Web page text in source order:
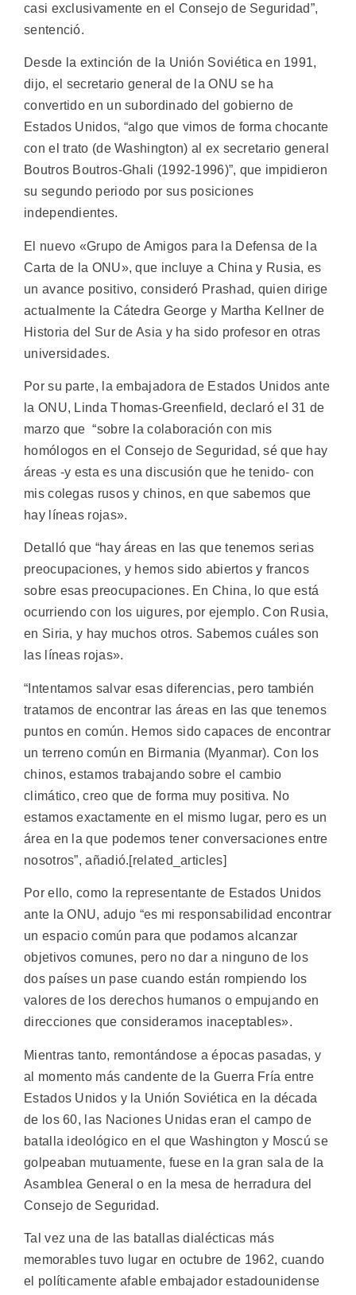
casi exclusivamente en el Consejo de Seguridad”,
sentenció.
Desde la extinción de la Unión Soviética en 1991,
dijo, el secretario general de la ONU se ha
convertido en un subordinado del gobierno de
Estados Unidos, “algo que vimos de forma chocante
con el trato (de Washington) al ex secretario general
Boutros Boutros-Ghali (1992-1996)”, que impidieron
su segundo periodo por sus posiciones
independientes.
El nuevo «Grupo de Amigos para la Defensa de la
Carta de la ONU», que incluye a China y Rusia, es
un avance positivo, consideró Prashad, quien dirige
actualmente la Cátedra George y Martha Kellner de
Historia del Sur de Asia y ha sido profesor en otras
universidades.
Por su parte, la embajadora de Estados Unidos ante
la ONU, Linda Thomas-Greenfield, declaró el 31 de
marzo que “sobre la colaboración con mis
homólogos en el Consejo de Seguridad, sé que hay
áreas -y esta es una discusión que he tenido- con
mis colegas rusos y chinos, en que sabemos que
hay líneas rojas».
Detalló que “hay áreas en las que tenemos serias
preocupaciones, y hemos sido abiertos y francos
sobre esas preocupaciones. En China, lo que está
ocurriendo con los uigures, por ejemplo. Con Rusia,
en Siria, y hay muchos otros. Sabemos cuáles son
las líneas rojas».
“Intentamos salvar esas diferencias, pero también
tratamos de encontrar las áreas en las que tenemos
puntos en común. Hemos sido capaces de encontrar
un terreno común en Birmania (Myanmar). Con los
chinos, estamos trabajando sobre el cambio
climático, creo que de forma muy positiva. No
estamos exactamente en el mismo lugar, pero es un
área en la que podemos tener conversaciones entre
nosotros”, añadió.[related_articles]
Por ello, como la representante de Estados Unidos
ante la ONU, adujo “es mi responsabilidad encontrar
un espacio común para que podamos alcanzar
objetivos comunes, pero no dar a ninguno de los
dos países un pase cuando están rompiendo los
valores de los derechos humanos o empujando en
direcciones que consideramos inaceptables».
Mientras tanto, remontándose a épocas pasadas, y
al momento más candente de la Guerra Fría entre
Estados Unidos y la Unión Soviética en la década
de los 60, las Naciones Unidas eran el campo de
batalla ideológico en el que Washington y Moscú se
golpeaban mutuamente, fuese en la gran sala de la
Asamblea General o en la mesa de herradura del
Consejo de Seguridad.
Tal vez una de las batallas dialécticas más
memorables tuvo lugar en octubre de 1962, cuando
el políticamente afable embajador estadounidense